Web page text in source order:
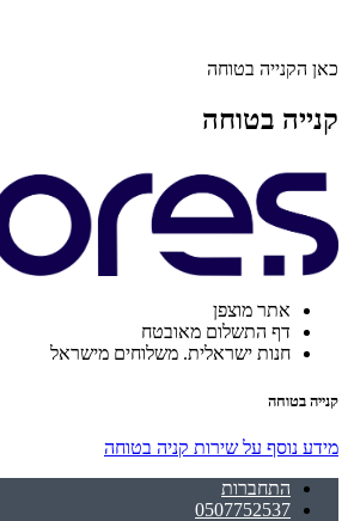
כאן הקנייה בטוחה
קנייה בטוחה
אתר מוצפן
דף התשלום מאובטח
חנות ישראלית. משלוחים מישראל
קנייה בטוחה
מידע נוסף על שירות קניה בטוחה
התחברות
0507752537